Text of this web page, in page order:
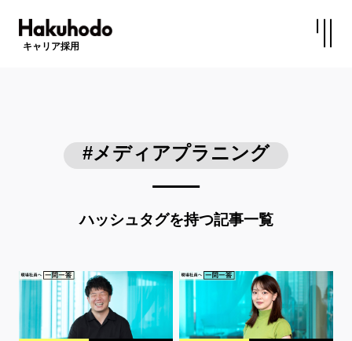
キャリア採用
#メディアプラニング
ハッシュタグを持つ記事一覧